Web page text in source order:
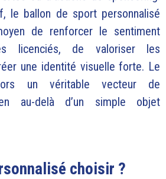
le ballon de sport personnalisé
de renforcer le sentiment
licenciés, de valoriser les
une identité visuelle forte. Le
un véritable vecteur de
au-delà d’un simple objet
choisir ?